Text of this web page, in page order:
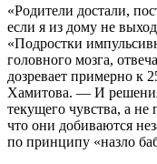
«Родители достали,
если я из дому не
«Подростки
головного мозга,
дозревает примерно к
Хамитова. — И
текущего чувства, а
что они добиваются
по принципу «назло